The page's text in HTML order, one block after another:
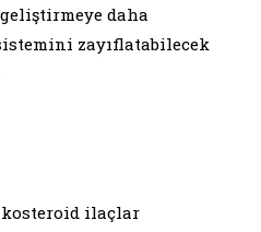
daha
zayıflatabilecek
ilaçlar